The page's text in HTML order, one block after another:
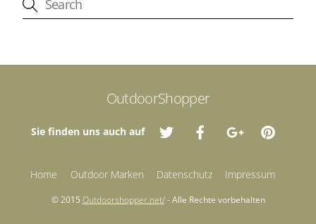
OutdoorShopper
Sie finden uns auch auf
Home Outdoor Marken Datenschutz Impressum
© 2015 Outdoorshopper.net/- Alle Rechte vorbehalten